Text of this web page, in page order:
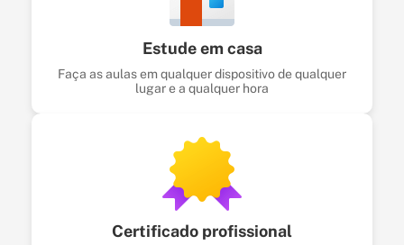
Estude em casa
Faça as aulas em qualquer dispositivo de qualquer
lugar e a qualquer hora
Certificado profissional